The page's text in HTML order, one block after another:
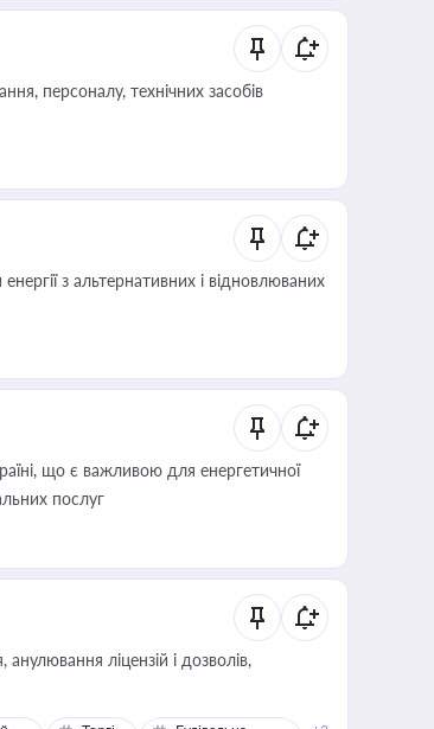
персоналу, технічних засобів
з альтернативних і відновлюваних
що є важливою для енергетичної
послуг
ліцензій і дозволів,